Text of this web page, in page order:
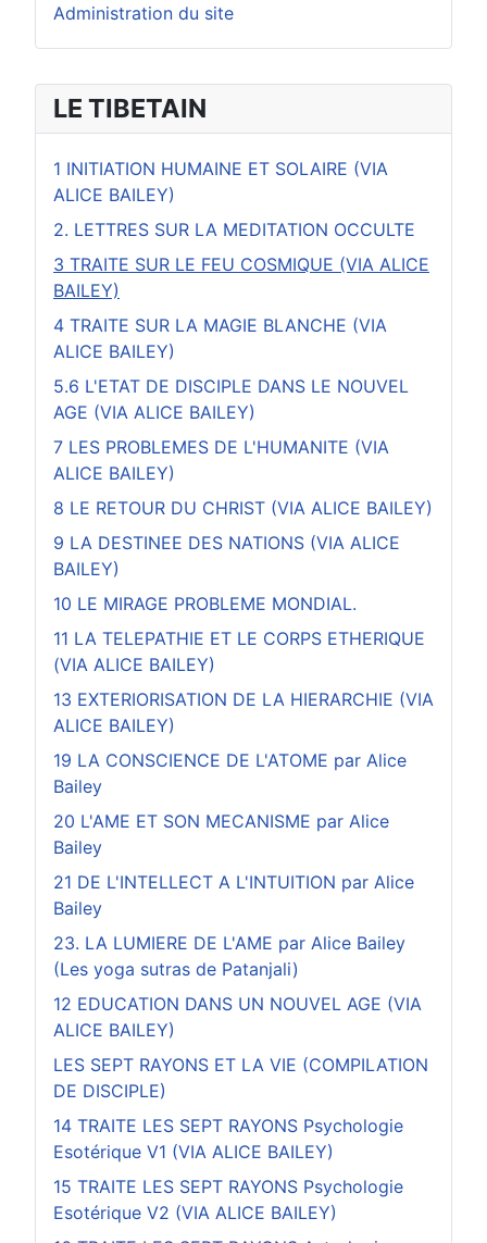
LE TIBETAIN
1 INITIATION HUMAINE ET SOLAIRE (VIA
ALICE BAILEY)
2. LETTRES SUR LA MEDITATION OCCULTE
3 TRAITE SUR LE FEU COSMIQUE (VIA ALICE
BAILEY)
4 TRAITE SUR LA MAGIE BLANCHE (VIA
ALICE BAILEY)
5.6 L'ETAT DE DISCIPLE DANS LE NOUVEL
AGE (VIA ALICE BAILEY)
7 LES PROBLEMES DE L'HUMANITE (VIA
ALICE BAILEY)
8 LE RETOUR DU CHRIST (VIA ALICE BAILEY)
9 LA DESTINEE DES NATIONS (VIA ALICE
BAILEY)
10 LE MIRAGE PROBLEME MONDIAL.
11 LA TELEPATHIE ET LE CORPS ETHERIQUE
(VIA ALICE BAILEY)
13 EXTERIORISATION DE LA HIERARCHIE (VIA
ALICE BAILEY)
19 LA CONSCIENCE DE L'ATOME par Alice
Bailey
20 L'AME ET SON MECANISME par Alice
Bailey
21 DE L'INTELLECT A L'INTUITION par Alice
Bailey
23. LA LUMIERE DE L'AME par Alice Bailey
(Les yoga sutras de Patanjali)
12 EDUCATION DANS UN NOUVEL AGE (VIA
ALICE BAILEY)
LES SEPT RAYONS ET LA VIE (COMPILATION
DE DISCIPLE)
14 TRAITE LES SEPT RAYONS Psychologie
Esotérique V1 (VIA ALICE BAILEY)
15 TRAITE LES SEPT RAYONS Psychologie
Esotérique V2 (VIA ALICE BAILEY)
Administration du site